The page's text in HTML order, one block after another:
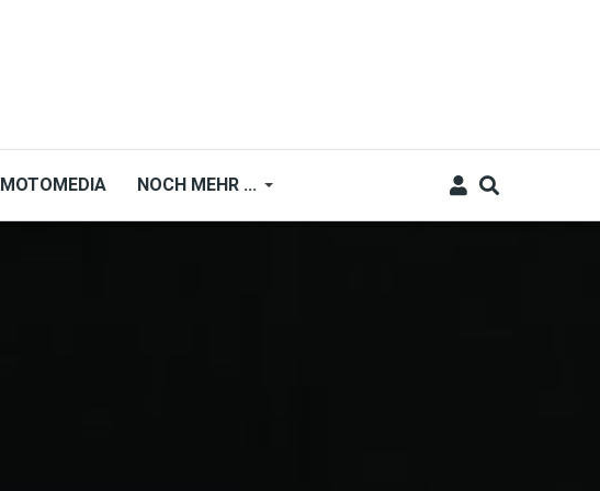
MOTOMEDIA NOCH MEHR ...